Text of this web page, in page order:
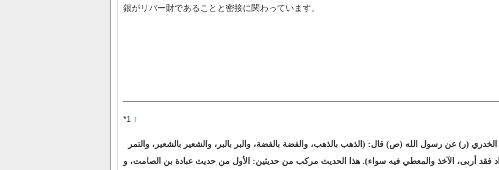
銀がリバー財であることと密接に関わっています。
*1 ↑
الخدري (ر) عن رسول الله (ص) قال: (الذهب بالذهب، والفضة بالفضة، والبر بالبر، والشعير بالشعير، والتمر
فقد أربى، الآخذ والمعطي فيه سواء). هذا الحديث مركب من حديثين: الأول من حديث عبادة بن الصامت، و